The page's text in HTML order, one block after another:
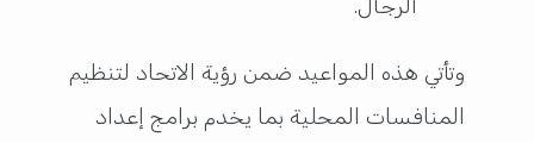
الرجال.
وتأتي هذه المواعيد ضمن رؤية الاتحاد لتنظيم
المنافسات المحلية بما يخدم برامج إعداد